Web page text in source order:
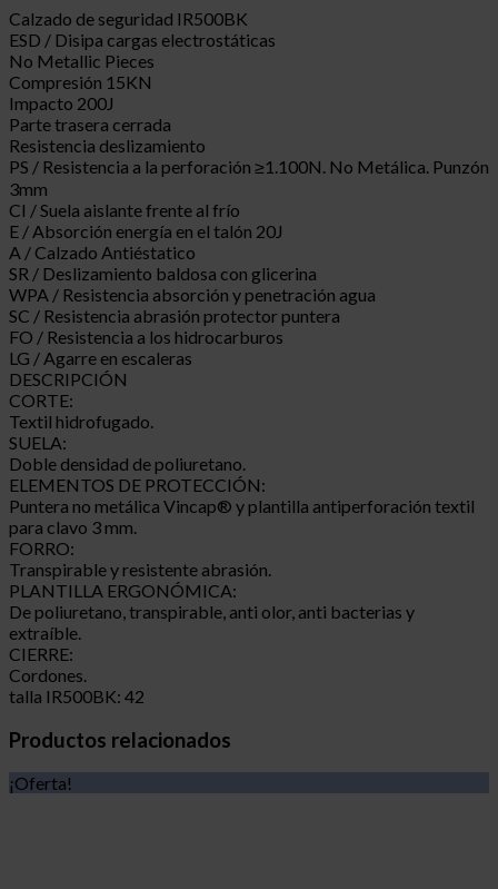
Calzado de seguridad IR500BK
ESD / Disipa cargas electrostáticas
No Metallic Pieces
Compresión 15KN
Impacto 200J
Parte trasera cerrada
Resistencia deslizamiento
PS / Resistencia a la perforación ≥1.100N. No Metálica. Punzón
3mm
CI / Suela aislante frente al frío
E / Absorción energía en el talón 20J
A / Calzado Antiéstatico
SR / Deslizamiento baldosa con glicerina
WPA / Resistencia absorción y penetración agua
SC / Resistencia abrasión protector puntera
FO / Resistencia a los hidrocarburos
LG / Agarre en escaleras
DESCRIPCIÓN
CORTE:
Textil hidrofugado.
SUELA:
Doble densidad de poliuretano.
ELEMENTOS DE PROTECCIÓN:
Puntera no metálica Vincap® y plantilla antiperforación textil
para clavo 3 mm.
FORRO:
Transpirable y resistente abrasión.
PLANTILLA ERGONÓMICA:
De poliuretano, transpirable, anti olor, anti bacterias y
extraíble.
CIERRE:
Cordones.
talla IR500BK: 42
Productos relacionados
¡Oferta!